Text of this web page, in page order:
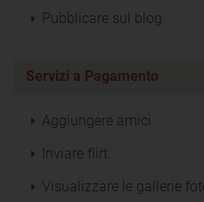
Pubblicare sul blog
Servizi a Pagamento
Aggiungere amici
Inviare flirt
Visualizzare le gallerie